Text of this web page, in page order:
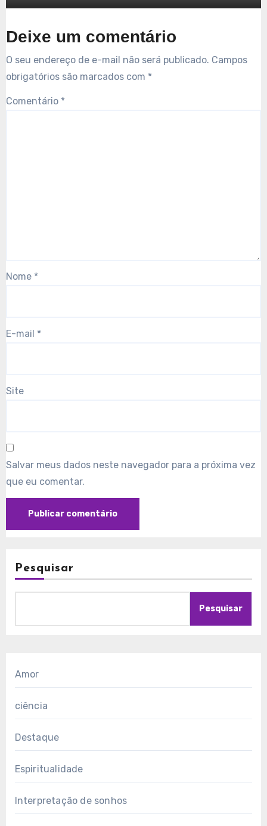
Deixe um comentário
O seu endereço de e-mail não será publicado. Campos
obrigatórios são marcados com *
Comentário *
Nome *
E-mail *
Site
Salvar meus dados neste navegador para a próxima vez
que eu comentar.
Pesquisar
Pesquisar
Amor
ciência
Destaque
Espiritualidade
Interpretação de sonhos